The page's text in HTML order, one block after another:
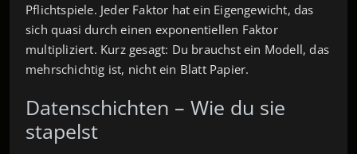
Pflichtspiele. Jeder Faktor hat ein Eigengewicht, das
sich quasi durch einen exponentiellen Faktor
multipliziert. Kurz gesagt: Du brauchst ein Modell, das
mehrschichtig ist, nicht ein Blatt Papier.
Datenschichten – Wie du sie
stapelst